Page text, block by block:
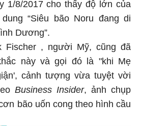
1/8/2017 cho thấy độ lớn của
“Siêu bão Noru đang di
Dương”.
Fischer , người Mỹ, cũng đã
này và gọi đó là "khi Mẹ
cảnh tượng vừa tuyệt vời
Business Insider, ảnh chụp
bão uốn cong theo hình cầu